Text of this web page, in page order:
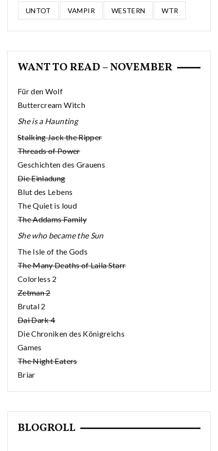
UNTOT VAMPIR WESTERN WTR
WANT TO READ – NOVEMBER
Für den Wolf
Buttercream Witch
She is a Haunting
Stalking Jack the Ripper
Threads of Power
Geschichten des Grauens
Die Einladung
Blut des Lebens
The Quiet is loud
The Addams Family
She who became the Sun
The Isle of the Gods
The Many Deaths of Laila Starr
Colorless 2
Zetman 2
Brutal 2
Dai Dark 4
Die Chroniken des Königreichs
Games
The Night Eaters
Briar
BLOGROLL